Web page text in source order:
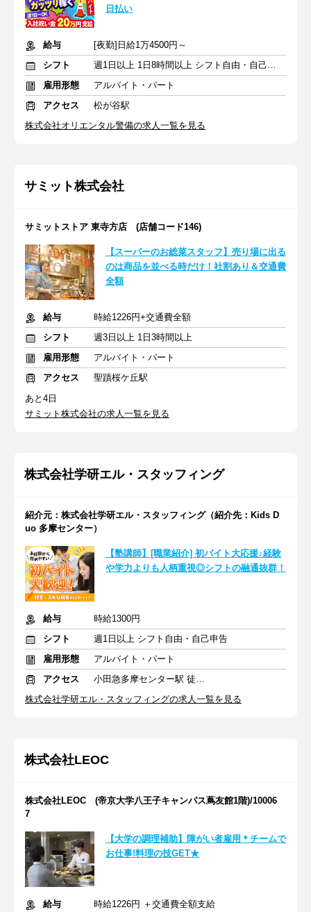
日払い
給与
[夜勤]日給1万4500円～
シフト
週1日以上 1日8時間以上 シフト自由・自己申告
雇用形態
アルバイト・パート
アクセス
松が谷駅
株式会社オリエンタル警備の求人一覧を見る
サミット株式会社
サミットストア 東寺方店 (店舗コード146)
【スーパーのお総菜スタッフ】売り場に出る
のは商品を並べる時だけ！社割あり＆交通費
全額
給与
時給1226円+交通費全額
シフト
週3日以上 1日3時間以上
雇用形態
アルバイト・パート
アクセス
聖蹟桜ケ丘駅
あと4日
サミット株式会社の求人一覧を見る
株式会社学研エル・スタッフィング
紹介元：株式会社学研エル・スタッフィング（紹介先：Kids D
uo 多摩センター）
【塾講師】[職業紹介] 初バイト大応援♪経験
や学力よりも人柄重視◎シフトの融通抜群！
給与
時給1300円
シフト
週1日以上 シフト自由・自己申告
雇用形態
アルバイト・パート
アクセス
小田急多摩センター駅 徒歩19分
株式会社学研エル・スタッフィングの求人一覧を見る
株式会社LEOC
株式会社LEOC (帝京大学八王子キャンパス蔦友館1階)/10006
7
【大学の調理補助】障がい者雇用＊チームで
お仕事!料理の技GET★
給与 時給1226円 ＋交通費全額支給